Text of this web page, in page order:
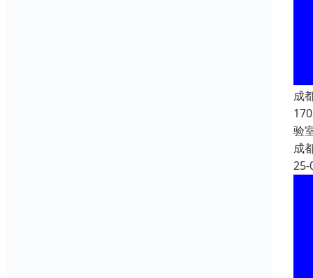
成
验
成
25-